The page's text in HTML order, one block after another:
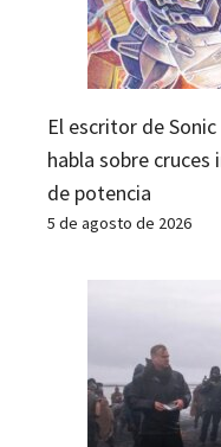
El escritor de
habla sobre
de potencia
5 de agosto de 2026